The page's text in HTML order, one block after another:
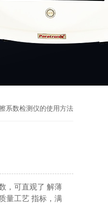
系数检测仪的使用方法
，可直观了 解薄
量工艺 指标，满